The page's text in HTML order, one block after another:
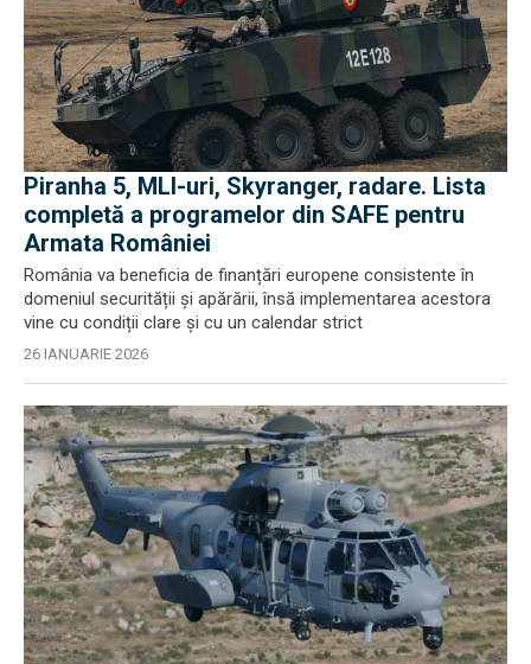
Piranha 5, MLI-uri, Skyranger, radare. Lista
completă a programelor din SAFE pentru
Armata României
România va beneficia de finanțări europene consistente în
domeniul securității și apărării, însă implementarea acestora
vine cu condiții clare și cu un calendar strict
26 IANUARIE 2026